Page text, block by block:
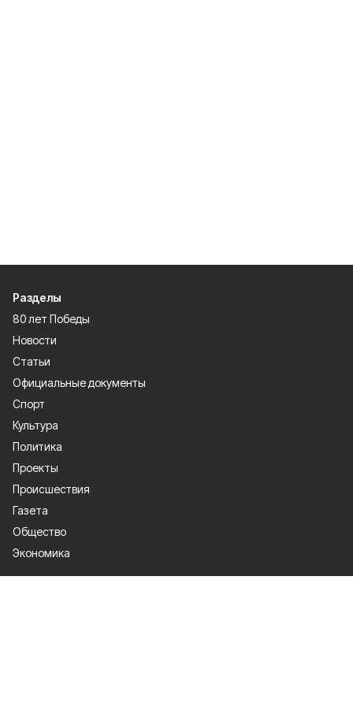
Разделы
80 лет Победы
Новости
Статьи
Официальные документы
Спорт
Культура
Политика
Проекты
Происшествия
Газета
Общество
Экономика